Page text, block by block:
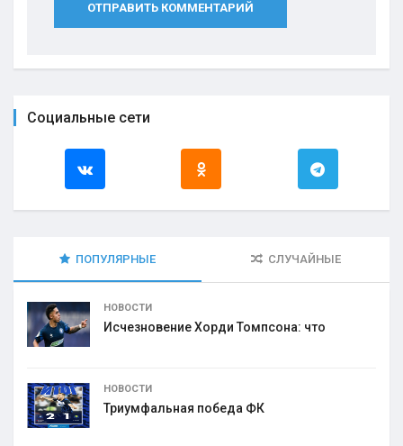
ОТПРАВИТЬ КОММЕНТАРИЙ
Социальные сети
ПОПУЛЯРНЫЕ СЛУЧАЙНЫЕ
НОВОСТИ
Исчезновение Хорди Томпсона: что
НОВОСТИ
Триумфальная победа ФК